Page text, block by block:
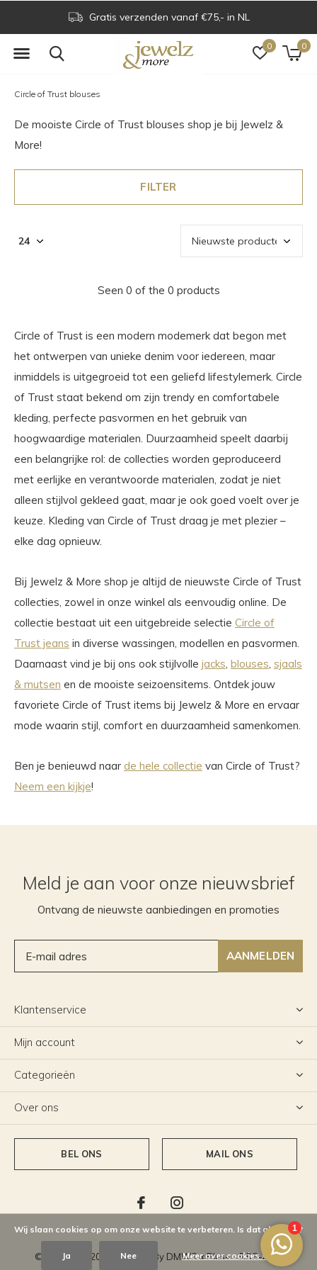
0 0
Gratis verzenden vanaf €75,- in NL
Circle of Trust blouses
De mooiste Circle of Trust blouses shop je bij Jewelz &
More!
FILTER
Seen 0 of the 0 products
Circle of Trust is een modern modemerk dat begon met
het ontwerpen van unieke denim voor iedereen, maar
inmiddels is uitgegroeid tot een geliefd lifestylemerk. Circle
of Trust staat bekend om zijn trendy en comfortabele
kleding, perfecte pasvormen en het gebruik van
hoogwaardige materialen. Duurzaamheid speelt daarbij
een belangrijke rol: de collecties worden geproduceerd
met eerlijke en verantwoorde materialen, zodat je niet
alleen stijlvol gekleed gaat, maar je ook goed voelt over je
keuze. Kleding van Circle of Trust draag je met plezier –
elke dag opnieuw.
Bij Jewelz & More shop je altijd de nieuwste Circle of Trust
collecties, zowel in onze winkel als eenvoudig online. De
collectie bestaat uit een uitgebreide selectie Circle of
Trust jeans in diverse wassingen, modellen en pasvormen.
Daarnaast vind je bij ons ook stijlvolle jacks, blouses, sjaals
& mutsen en de mooiste seizoensitems. Ontdek jouw
favoriete Circle of Trust items bij Jewelz & More en ervaar
mode waarin stijl, comfort en duurzaamheid samenkomen.
Ben je benieuwd naar de hele collectie van Circle of Trust?
Neem een kijkje!
Meld je aan voor onze nieuwsbrief
Ontvang de nieuwste aanbiedingen en promoties
AANMELDEN
Klantenservice
Mijn account
Categorieën
Over ons
BEL ONS MAIL ONS
© Copyright 2026 - Theme By DMWSxPlus+-RSS-feed
Wij slaan cookies op om onze website te verbeteren. Is dat akkoord?
Ja Nee Meer over cookies »